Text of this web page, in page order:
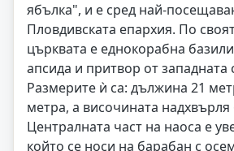
ябълка", и е сред най-
Пловдивската епархия. По
църквата е еднокорабна
апсида и притвор от западната
Размерите ѝ са: дължина 21
метра, а височината надхвърля
Централната част на наоса е
който се носи на барабан с